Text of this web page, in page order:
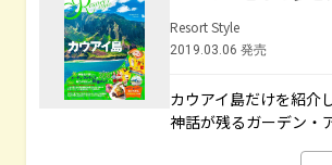
Resort Style
2019.03.06 発売
カウアイ島だけを紹介
神話が残るガーデン・